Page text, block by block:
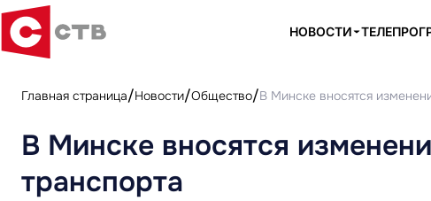
НОВОСТИ
Главная страница Новости Общество В Минске вносятся
В Минске вносятся
транспорта